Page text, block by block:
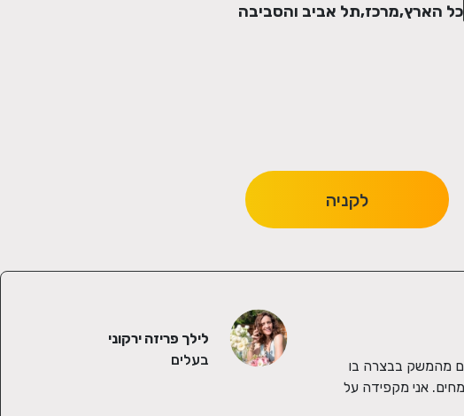
כל הארץ,מרכז,תל אביב והסביבה
לקניה
לילך פריזה ירקוני
בעלים